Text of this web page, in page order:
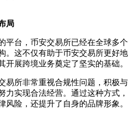
局
平台，币安交易所已经在全球多个
。这不仅有助于币安交易所更好地
开展跨境业务奠定了坚实的基础。
易所非常重视合规性问题，积极与
力实现合法经营。通过这种方式，
风险，还提升了自身的品牌形象。